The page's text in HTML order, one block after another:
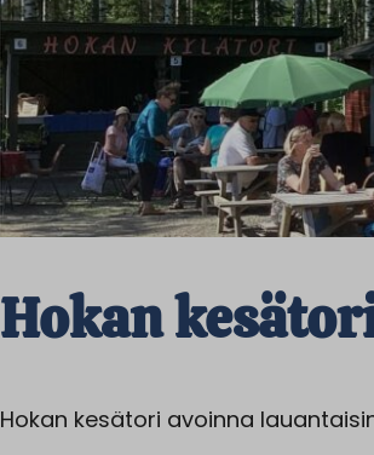
Hokan
Hokan kesätori avoinna lauantaisin